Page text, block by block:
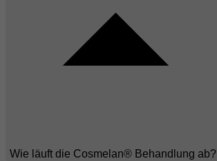
Wie läuft die Cosmelan® Behandlung ab?